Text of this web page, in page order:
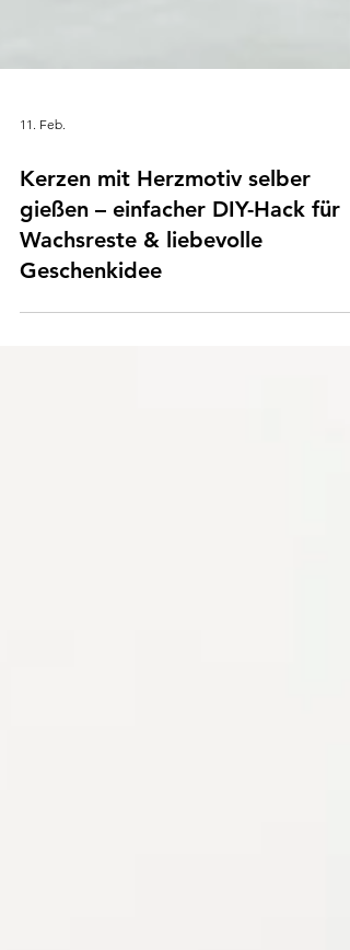
11. Feb.
Kerzen mit Herzmotiv selber
gießen – einfacher DIY-Hack für
Wachsreste & liebevolle
Geschenkidee